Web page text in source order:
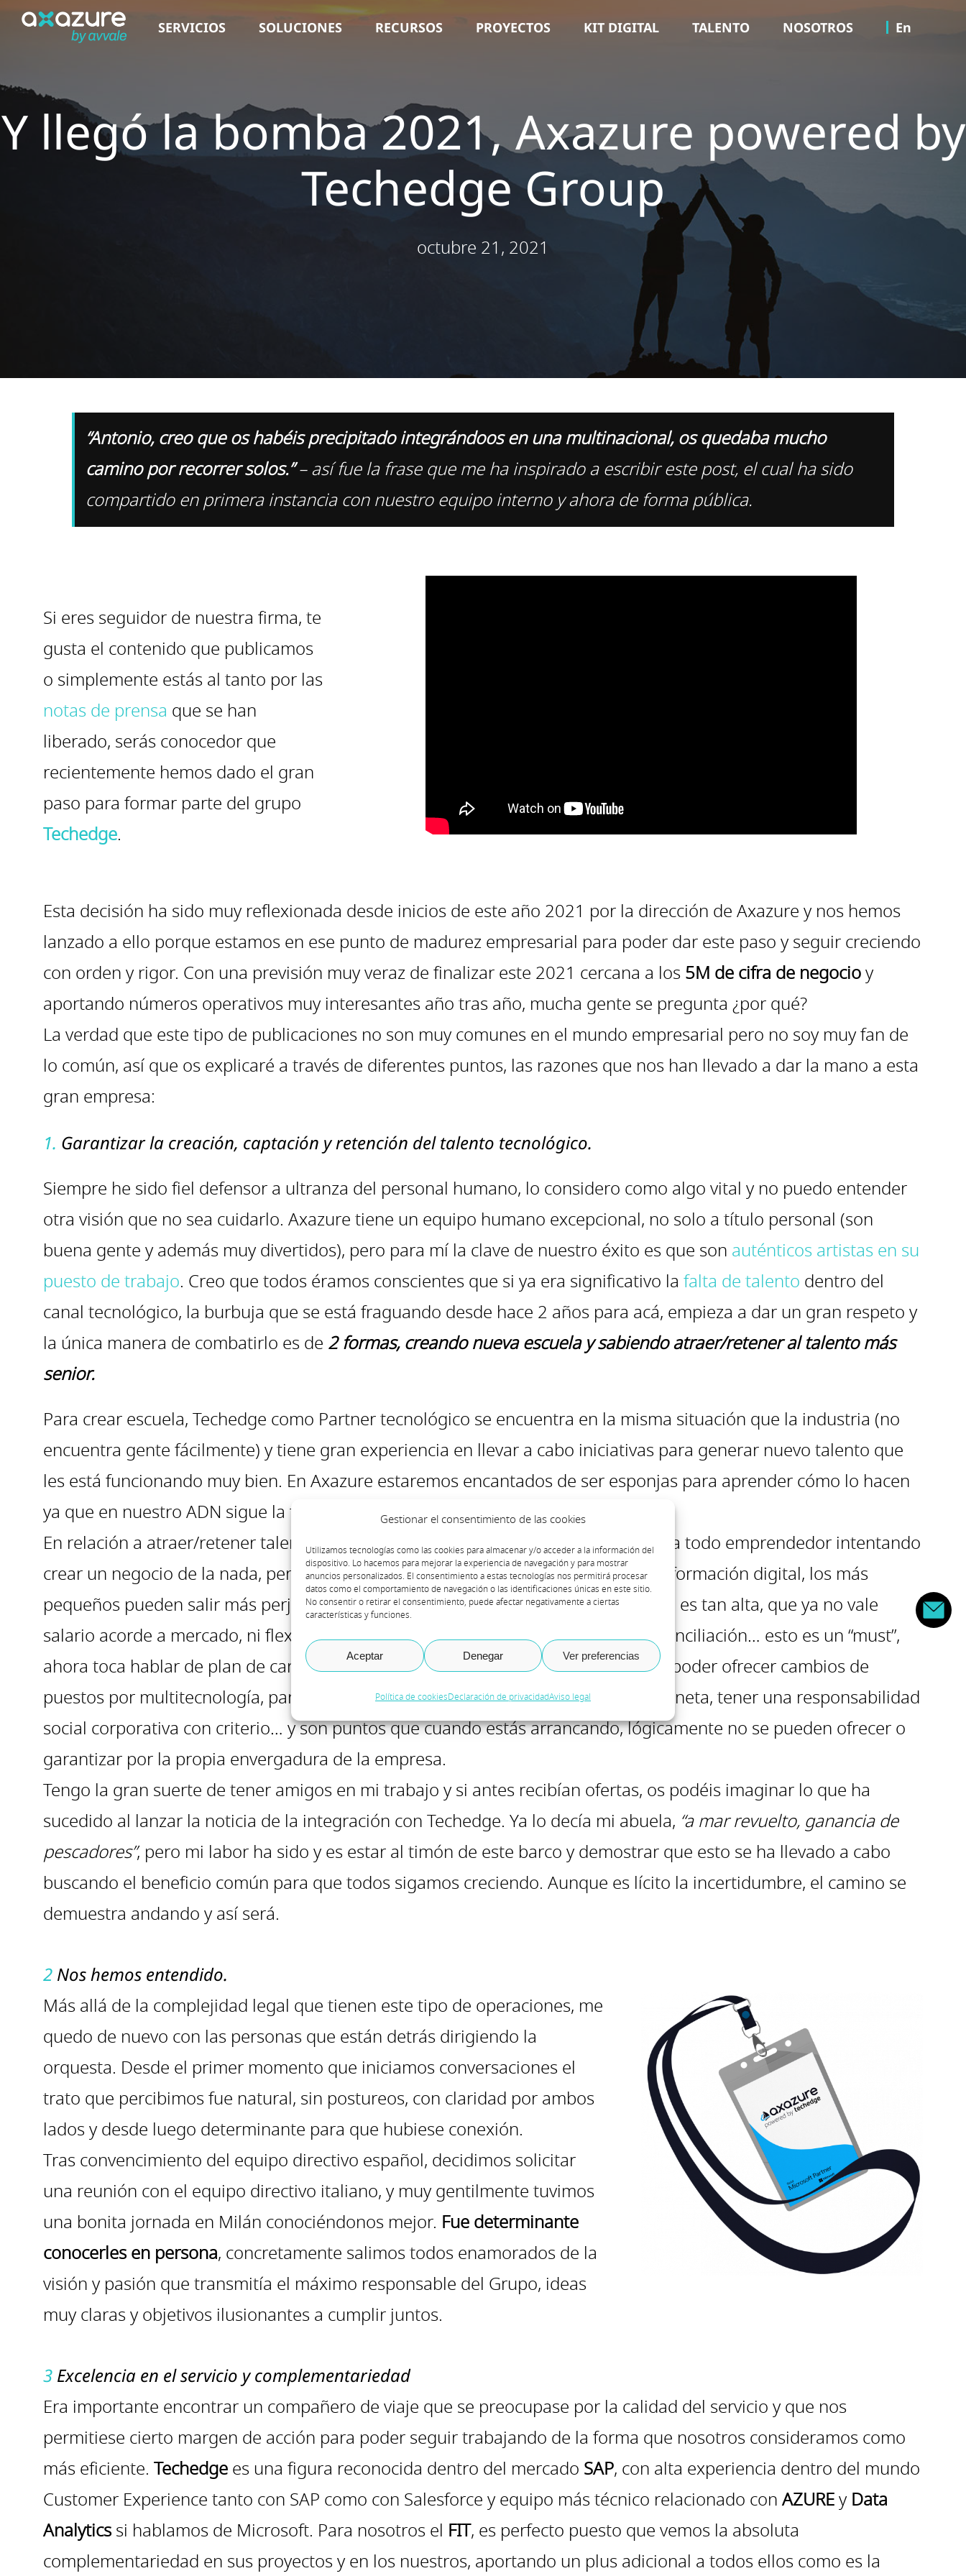
Gestionar el consentimiento de las cookies
Utilizamos tecnologías como las cookies para almacenar y/o acceder a la información del
dispositivo. Lo hacemos para mejorar la experiencia de navegación y para mostrar
anuncios personalizados. El consentimiento a estas tecnologías nos permitirá procesar
datos como el comportamiento de navegación o las identificaciones únicas en este sitio.
No consentir o retirar el consentimiento, puede afectar negativamente a ciertas
características y funciones.
Aceptar Denegar Ver preferencias
Política de cookiesDeclaración de privacidadAviso legal
Saltar
SERVICIOS SOLUCIONES RECURSOS PROYECTOS KIT DIGITAL TALENTO NOSOTROS En
Y llegó la bomba 2021, Axazure powered by
Techedge Group
octubre 21, 2021
“Antonio, creo que os habéis precipitado integrándoos en una multinacional, os quedaba mucho
camino por recorrer solos.” – así fue la frase que me ha inspirado a escribir este post, el cual ha sido
compartido en primera instancia con nuestro equipo interno y ahora de forma pública.
Si eres seguidor de nuestra firma, te
gusta el contenido que publicamos
o simplemente estás al tanto por las
notas de prensa que se han
liberado, serás conocedor que
recientemente hemos dado el gran
paso para formar parte del grupo
Techedge.
Esta decisión ha sido muy reflexionada desde inicios de este año 2021 por la dirección de Axazure y nos hemos
lanzado a ello porque estamos en ese punto de madurez empresarial para poder dar este paso y seguir creciendo
con orden y rigor. Con una previsión muy veraz de finalizar este 2021 cercana a los5M de cifra de negocioy
aportando números operativos muy interesantes año tras año, mucha gente se pregunta ¿por qué?
La verdad que este tipo de publicaciones no son muy comunes en el mundo empresarial pero no soy muy fan de
lo común, así que os explicaré a través de diferentes puntos, las razones que nos han llevado a dar la mano a esta
gran empresa:
1. Garantizar la creación, captación y retención del talento tecnológico.
Siempre he sido fiel defensor a ultranza del personal humano, lo considero como algo vital y no puedo entender
otra visión que no sea cuidarlo. Axazure tiene un equipo humano excepcional, no solo a título personal (son
buena gente y además muy divertidos), pero para mí la clave de nuestro éxito es que son auténticos artistas en su
puesto de trabajo. Creo que todos éramos conscientes que si ya era significativo la falta de talento dentro del
canal tecnológico, la burbuja que se está fraguando desde hace 2 años para acá, empieza a dar un gran respeto y
la única manera de combatirlo es de 2 formas, creando nueva escuela y sabiendo atraer/retener al talento más
senior.
Para crear escuela, Techedge como Partner tecnológico se encuentra en la misma situación que la industria (no
encuentra gente fácilmente) y tiene gran experiencia en llevar a cabo iniciativas para generar nuevo talento que
les está funcionando muy bien. En Axazure estaremos encantados de ser esponjas para aprender cómo lo hacen
ya que en nuestro ADN sigue la formación teniendo alto protagonismo.
En relación a atraer/retener talento más senior, mis honores siempre por delante a todo emprendedor intentando
crear un negocio de la nada, pero llegado este punto de locura laboral en la transformación digital, los más
pequeños pueden salir más perjudicados. La demanda de perfiles con experiencia es tan alta, que ya no vale
salario acorde a mercado, ni flexibilidad, ni teletrabajo, ni beneficios sociales, ni conciliación… esto es un “must”,
ahora toca hablar de plan de carrera, hablar de opciones de internacionalización, poder ofrecer cambios de
puestos por multitecnología, participar de forma activa en la sostenibilidad del planeta, tener una responsabilidad
social corporativa con criterio… y son puntos que cuando estás arrancando, lógicamente no se pueden ofrecer o
garantizar por la propia envergadura de la empresa.
Tengo la gran suerte de tener amigos en mi trabajo y si antes recibían ofertas, os podéis imaginar lo que ha
sucedido al lanzar la noticia de la integración con Techedge. Ya lo decía mi abuela, “a mar revuelto, ganancia de
pescadores”, pero mi labor ha sido y es estar al timón de este barco y demostrar que esto se ha llevado a cabo
buscando el beneficio común para que todos sigamos creciendo. Aunque es lícito la incertidumbre, el camino se
demuestra andando y así será.
2 Nos hemos entendido.
Más allá de la complejidad legal que tienen este tipo de operaciones, me
quedo de nuevo con las personas que están detrás dirigiendo la
orquesta. Desde el primer momento que iniciamos conversaciones el
trato que percibimos fue natural, sin postureos, con claridad por ambos
lados y desde luego determinante para que hubiese conexión.
Tras convencimiento del equipo directivo español, decidimos solicitar
una reunión con el equipo directivo italiano, y muy gentilmente tuvimos
una bonita jornada en Milán conociéndonos mejor. Fue determinante
conocerles en persona, concretamente salimos todos enamorados de la
visión y pasión que transmitía el máximo responsable del Grupo, ideas
muy claras y objetivos ilusionantes a cumplir juntos.
3 Excelencia en el servicio y complementariedad
Era importante encontrar un compañero de viaje que se preocupase por la calidad del servicio y que nos
permitiese cierto margen de acción para poder seguir trabajando de la forma que nosotros consideramos como
más eficiente. Techedgees una figura reconocida dentro del mercado SAP, con alta experiencia dentro del mundo
Customer Experience tanto con SAP como con Salesforce y equipo más técnico relacionado conAZUREyData
Analyticssi hablamos de Microsoft. Para nosotros el FIT, es perfecto puesto que vemos la absoluta
complementariedad en sus proyectos y en los nuestros, aportando un plus adicional a todos ellos como es la